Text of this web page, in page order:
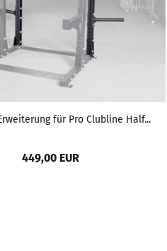
für Pro Clubline Half...
449,00 EUR